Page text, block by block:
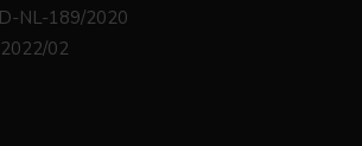
NL-189/2020
02